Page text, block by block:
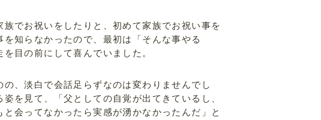
でお祝いをしたりと、初めて家族でお祝い事を
知らなかったので、最初は「そんな事やる
目の前にして喜んでいました。
、淡白で会話足らずなのは変わりませんでし
を見て、「父としての自覚が出てきているし、
会ってなかったら実感が湧かなかったんだ」と